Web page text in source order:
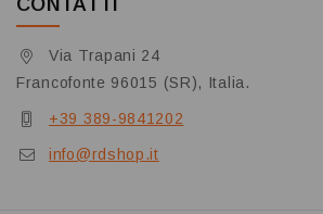
Via Trapani 24
Francofonte 96015 (SR), Italia.
+39 389-9841202
info@rdshop.it